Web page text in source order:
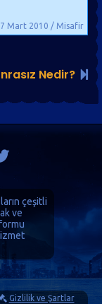
7 Mart 2010 / Misafir
Nedir?
çeşitli
ve
Gizlilik ve Şartlar